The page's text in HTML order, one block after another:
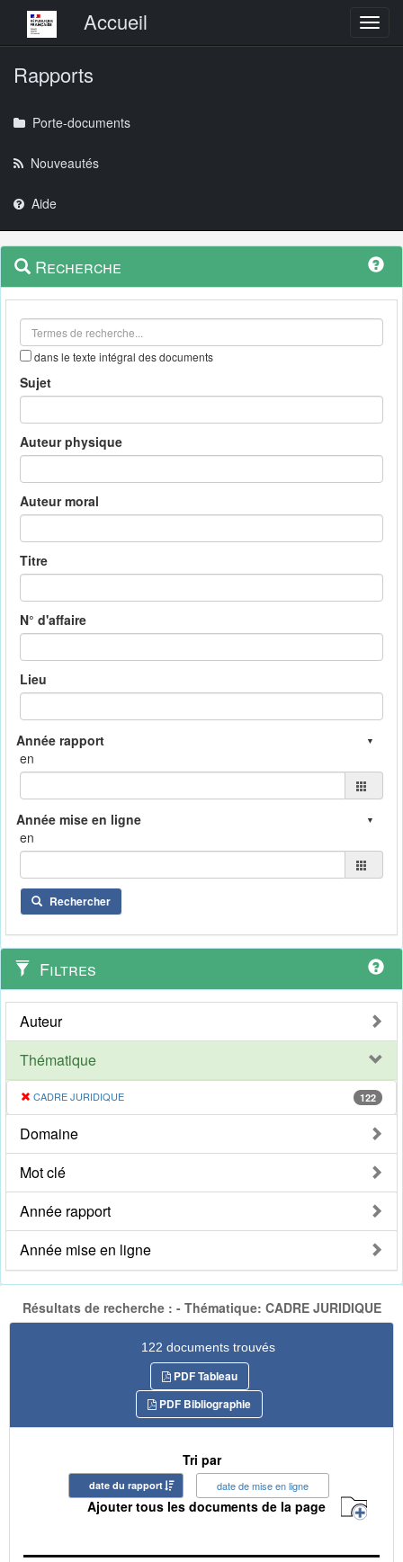
Menu principalAccueil
Rapports
Porte-documents
Nouveautés
Aide
Navigation
outils
Menu
contextuel
Recherche
dans le texte intégral des documents
Sujet
Auteur physique
Auteur moral
Titre
N° d'affaire
Lieu
en
en
Rechercher
Filtres
Auteur
Thématique
CADRE JURIDIQUE 122
Domaine
Mot clé
Année rapport
Année mise en ligne
Résultats de recherche : - Thématique: CADRE JURIDIQUE
122 documents trouvés
PDF Tableau
PDF Bibliographie
Tri par
date du rapport date de mise en ligne
Ajouter tous les documents de la page